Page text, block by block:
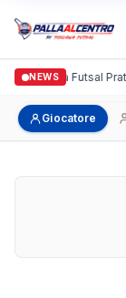
NEWS
Italgronda Futsal
Giocatore